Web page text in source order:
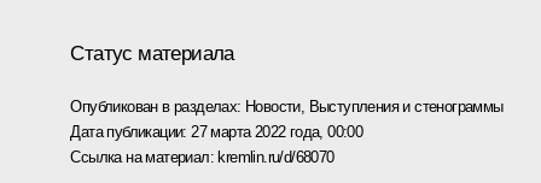
Статус материала
Опубликован в разделах: Новости, Выступления и стенограммы
Дата публикации: 27 марта 2022 года, 00:00
Ссылка на материал:kremlin.ru/d/68070